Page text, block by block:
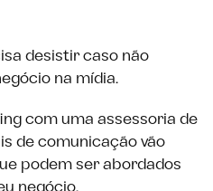
desistir caso não
na mídia.
com uma assessoria de
de comunicação vão
podem ser abordados